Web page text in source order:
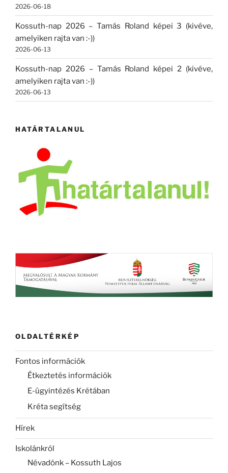
2026-06-18
Kossuth-nap 2026 – Tamás Roland képei 3 (kivéve,
amelyiken rajta van :-))
2026-06-13
Kossuth-nap 2026 – Tamás Roland képei 2 (kivéve,
amelyiken rajta van :-))
2026-06-13
HATÁRTALANUL
OLDALTÉRKÉP
Fontos információk
Étkeztetés információk
E-ügyintézés Krétában
Kréta segítség
Hírek
Iskolánkról
Névadónk – Kossuth Lajos